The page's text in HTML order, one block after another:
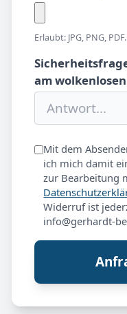
Erlaubt: JPG, PNG,
am
Mit dem
ich mich damit
zur Bearbeitung
Widerruf ist
info@gerhardt-